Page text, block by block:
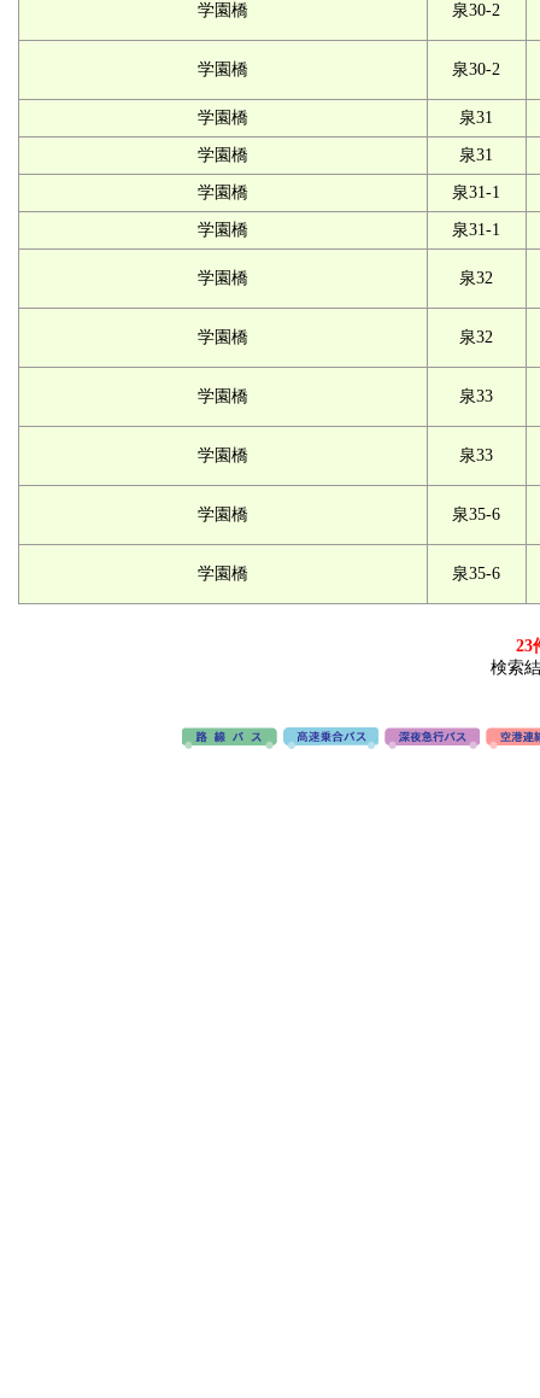
学園橋 泉30-2
学園橋 泉30-2
学園橋 泉31
学園橋 泉31
学園橋 泉31-1
学園橋 泉31-1
学園橋 泉32
学園橋 泉32
学園橋 泉33
学園橋 泉33
学園橋 泉35-6
学園橋 泉35-6
23
検索